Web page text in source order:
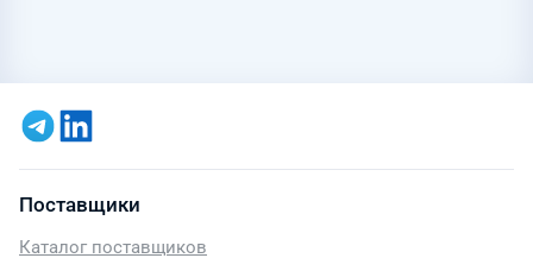
Поставщики
Каталог поставщиков